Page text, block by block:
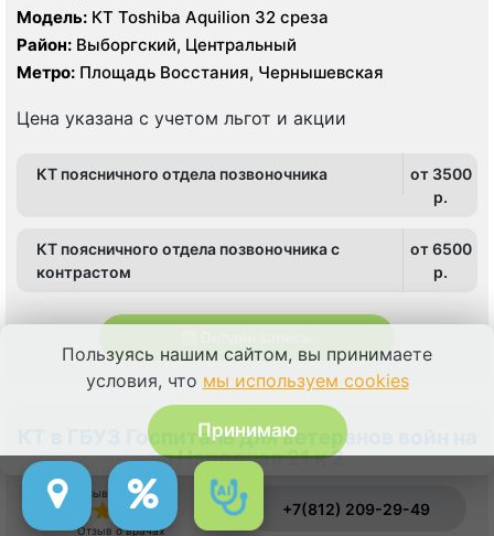
Модель: КТ Toshiba Aquilion 32 среза
Район: Выборгский, Центральный
Метро: Площадь Восстания, Чернышевская
Цена указана с учетом льгот и акции
КТ поясничного отдела позвоночника
от 3500
p.
КТ поясничного отдела позвоночника с
контрастом
от 6500
p.
КТ в ГБУЗ Госпиталь для ветеранов войн на
ул Народная 21 к 2
Отзыв о сервисе
Отзыв о врачах
+7(812) 209-29-49
Пользуясь нашим сайтом, вы принимаете
условия, что мы используем cookies
Принимаю